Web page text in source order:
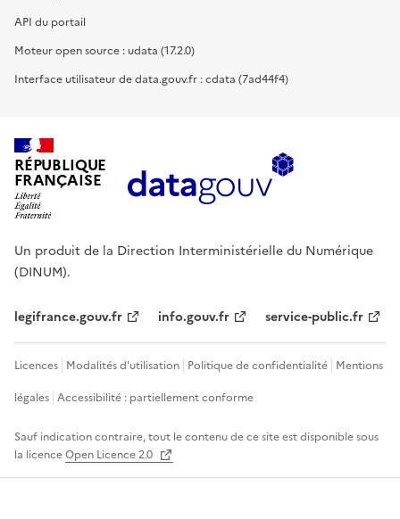
API du portail
Moteur open source : udata (17.2.0)
Interface utilisateur de data.gouv.fr : cdata (7ad44f4)
RÉPUBLIQUE
FRANÇAISE
Un produit de la Direction Interministérielle du Numérique
(DINUM).
legifrance.gouv.fr info.gouv.fr service-public.fr
Licences Modalités d'utilisation Politique de confidentialité Mentions
légales Accessibilité : partiellement conforme
Sauf indication contraire, tout le contenu de ce site est disponible sous
la licenceOpen Licence 2.0